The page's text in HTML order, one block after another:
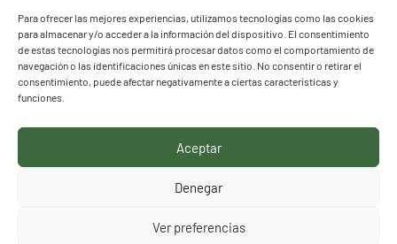
Para ofrecer las mejores experiencias, utilizamos tecnologías como las cookies
para almacenar y/o acceder a la información del dispositivo. El consentimiento
de estas tecnologías nos permitirá procesar datos como el comportamiento de
navegación o las identificaciones únicas en este sitio. No consentir o retirar el
consentimiento, puede afectar negativamente a ciertas características y
funciones.
Aceptar
Denegar
Ver preferencias
HACEMOS LO QUE
DECIMOS, DECIMOS LO